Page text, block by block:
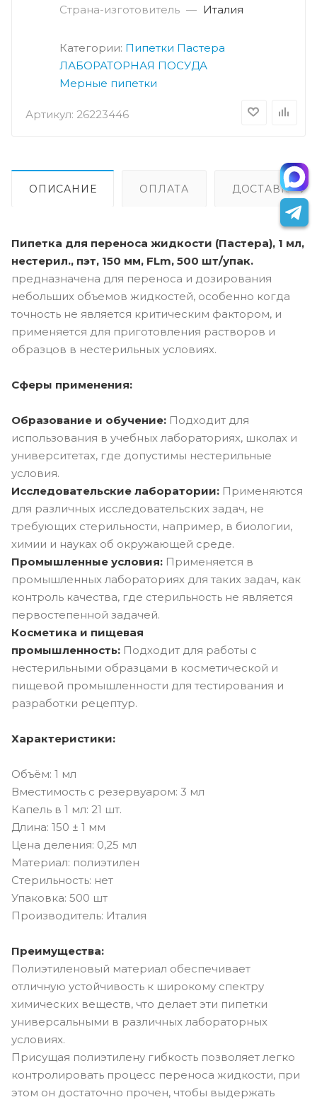
Артикул: 26223446
Страна-изготовитель — Италия
Категории: Пипетки Пастера
ЛАБОРАТОРНАЯ ПОСУДА
Мерные пипетки
ОПИСАНИЕ ОПЛАТА ДОСТАВКА
Пипетка для переноса жидкости (Пастера), 1 мл,
нестерил., пэт, 150 мм, FLm, 500 шт/упак.
предназначена для переноса и дозирования
небольших объемов жидкостей, особенно когда
точность не является критическим фактором, и
применяется для приготовления растворов и
образцов в нестерильных условиях.
Сферы применения:
Образование и обучение: Подходит для
использования в учебных лабораториях, школах и
университетах, где допустимы нестерильные
условия.
Исследовательские лаборатории: Применяются
для различных исследовательских задач, не
требующих стерильности, например, в биологии,
химии и науках об окружающей среде.
Промышленные условия: Применяется в
промышленных лабораториях для таких задач, как
контроль качества, где стерильность не является
первостепенной задачей.
Косметика и пищевая
промышленность: Подходит для работы с
нестерильными образцами в косметической и
пищевой промышленности для тестирования и
разработки рецептур.
Характеристики:
Объём: 1 мл
Вместимость с резервуаром: 3 мл
Капель в 1 мл: 21 шт.
Длина: 150 ± 1 мм
Цена деления: 0,25 мл
Материал: полиэтилен
Стерильность: нет
Упаковка: 500 шт
Производитель: Италия
Преимущества:
Полиэтиленовый материал обеспечивает
отличную устойчивость к широкому спектру
химических веществ, что делает эти пипетки
универсальными в различных лабораторных
условиях.
Присущая полиэтилену гибкость позволяет легко
контролировать процесс переноса жидкости, при
этом он достаточно прочен, чтобы выдержать